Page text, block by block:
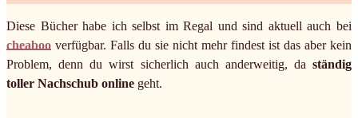
Diese Bücher habe ich selbst im Regal und sind aktuell auch bei
cheaboo verfügbar. Falls du sie nicht mehr findest ist das aber kein
Problem, denn du wirst sicherlich auch anderweitig, da ständig
toller Nachschub online geht.